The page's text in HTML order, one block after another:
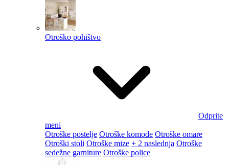
Otroško pohištvo
Odprite
meni
Otroške postelje Otroške komode Otroške omare
Otroški stoli Otroške mize + 2 naslednja Otroške
sedežne garniture Otroške police